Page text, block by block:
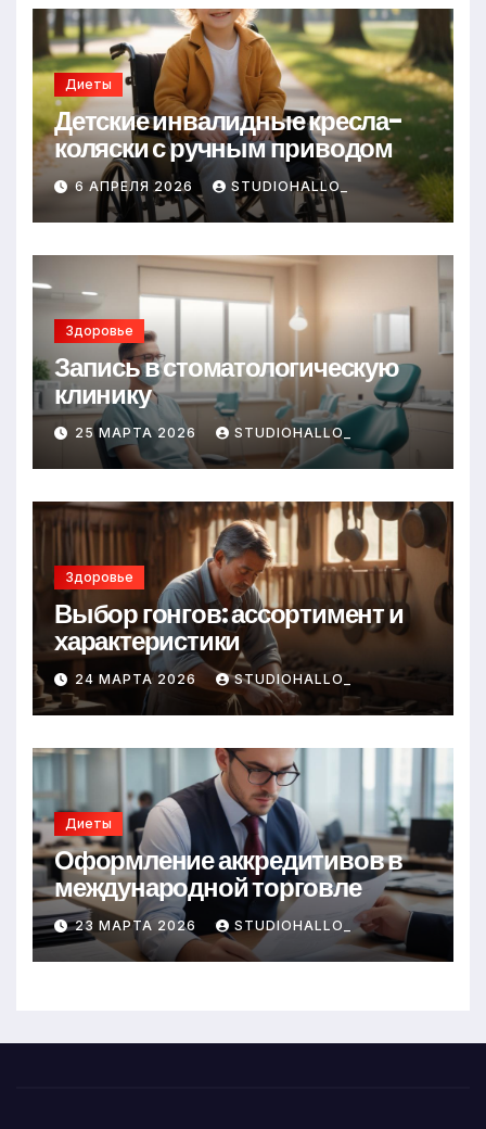
Диеты
Детские инвалидные кресла-
коляски с ручным приводом
6 АПРЕЛЯ 2026 STUDIOHALLO_
Здоровье
Запись в стоматологическую
клинику
25 МАРТА 2026 STUDIOHALLO_
Здоровье
Выбор гонгов: ассортимент и
характеристики
24 МАРТА 2026 STUDIOHALLO_
Диеты
Оформление аккредитивов в
международной торговле
23 МАРТА 2026 STUDIOHALLO_